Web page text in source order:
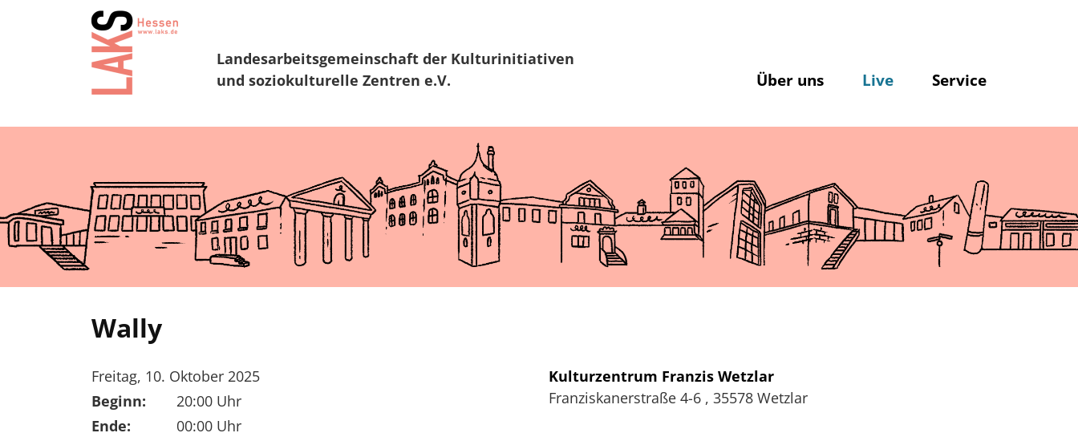
Landesarbeitsgemeinschaft der Kulturinitiativen
und soziokulturelle Zentren e.V.
Über uns Live Service
Wally
Tag der Veranstaltung:
Freitag, 10. Oktober 2025
Beginn:
20:00 Uhr
Ende:
00:00 Uhr
Kulturzentrum Franzis Wetzlar
Franziskanerstraße 4-6 , 35578 Wetzlar